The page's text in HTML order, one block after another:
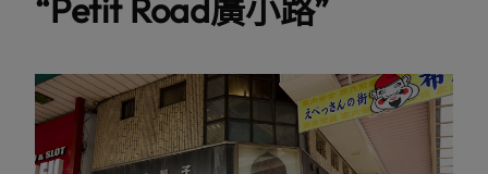
“Petit Road廣小路”